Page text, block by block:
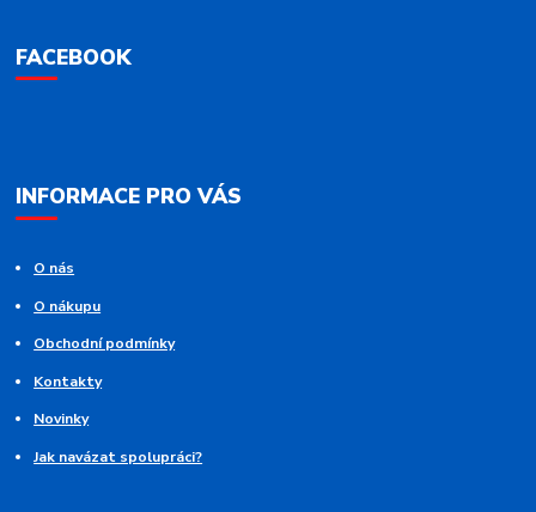
FACEBOOK
INFORMACE PRO VÁS
O nás
O nákupu
Obchodní podmínky
Kontakty
Novinky
Jak navázat spolupráci?